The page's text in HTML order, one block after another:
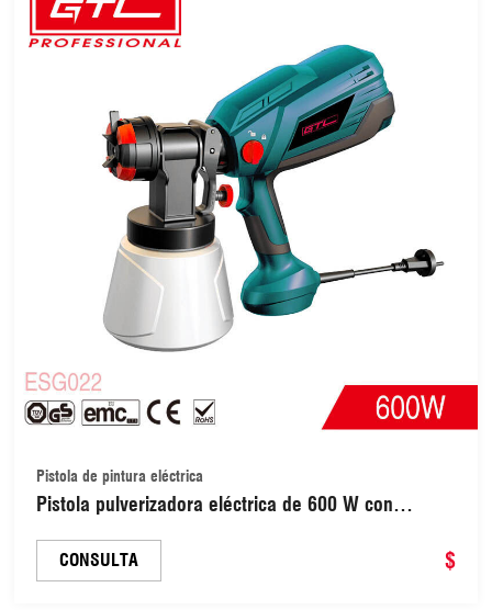
Pistola de pintura eléctrica
Pistola pulverizadora eléctrica de 600 W con
CONSULTA $